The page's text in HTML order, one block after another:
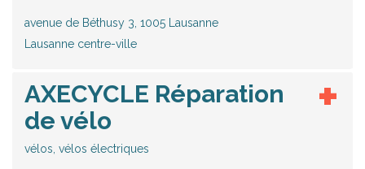
avenue de Béthusy 3, 1005 Lausanne
Lausanne centre-ville
AXECYCLE Réparation
de vélo
vélos, vélos électriques